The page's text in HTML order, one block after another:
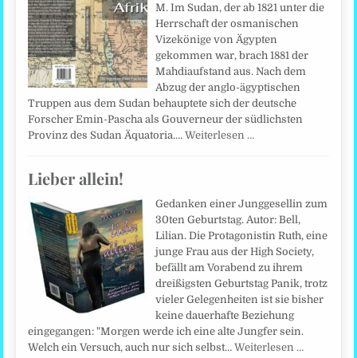
M. Im Sudan, der ab 1821 unter die
Herrschaft der osmanischen
Vizekönige von Ägypten
gekommen war, brach 1881 der
Mahdiaufstand aus. Nach dem
Abzug der anglo-ägyptischen
Truppen aus dem Sudan behauptete sich der deutsche
Forscher Emin-Pascha als Gouverneur der südlichsten
Provinz des Sudan Äquatoria.…Weiterlesen …
Lieber allein!
Gedanken einer Junggesellin zum
30ten Geburtstag. Autor: Bell,
Lilian. Die Protagonistin Ruth, eine
junge Frau aus der High Society,
befällt am Vorabend zu ihrem
dreißigsten Geburtstag Panik, trotz
vieler Gelegenheiten ist sie bisher
keine dauerhafte Beziehung
eingegangen: "Morgen werde ich eine alte Jungfer sein.
Welch ein Versuch, auch nur sich selbst…Weiterlesen …